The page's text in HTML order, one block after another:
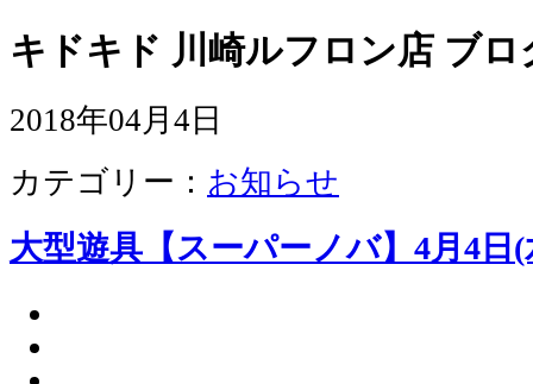
キドキド 川崎ルフロン店 ブロ
2018年04月4日
カテゴリー： お知らせ
大型遊具【スーパーノバ】4月4日